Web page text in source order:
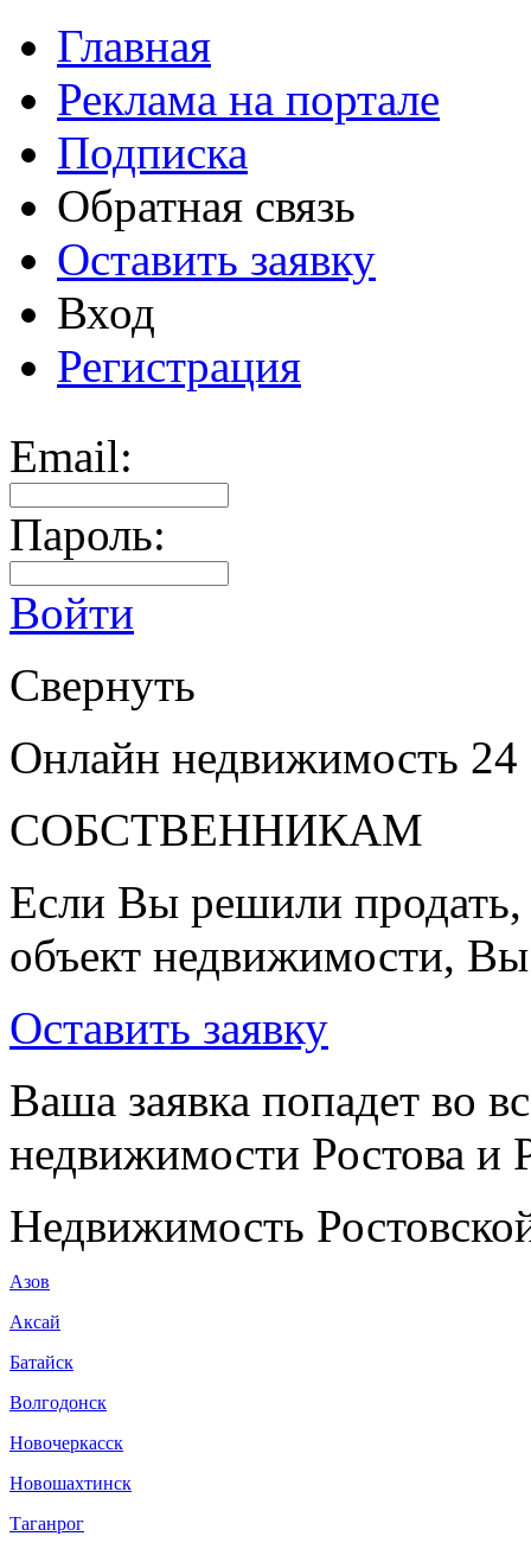
Главная
Реклама на портале
Подписка
Обратная связь
Оставить заявку
Вход
Регистрация
Email:
Пароль:
Войти
Свернуть
Онлайн недвижимость 24
СОБСТВЕННИКАМ
Если Вы решили продать,
объект недвижимости,
Оставить заявку
Ваша заявка попадет во
недвижимости Ростова и
Недвижимость
Азов
Аксай
Батайск
Волгодонск
Новочеркасск
Новошахтинск
Таганрог